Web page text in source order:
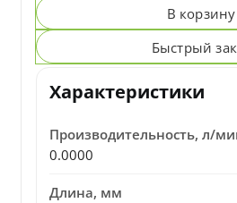
В корзину
Быстрый
Характеристики
Производительность, л/
0.0000
Длина, мм